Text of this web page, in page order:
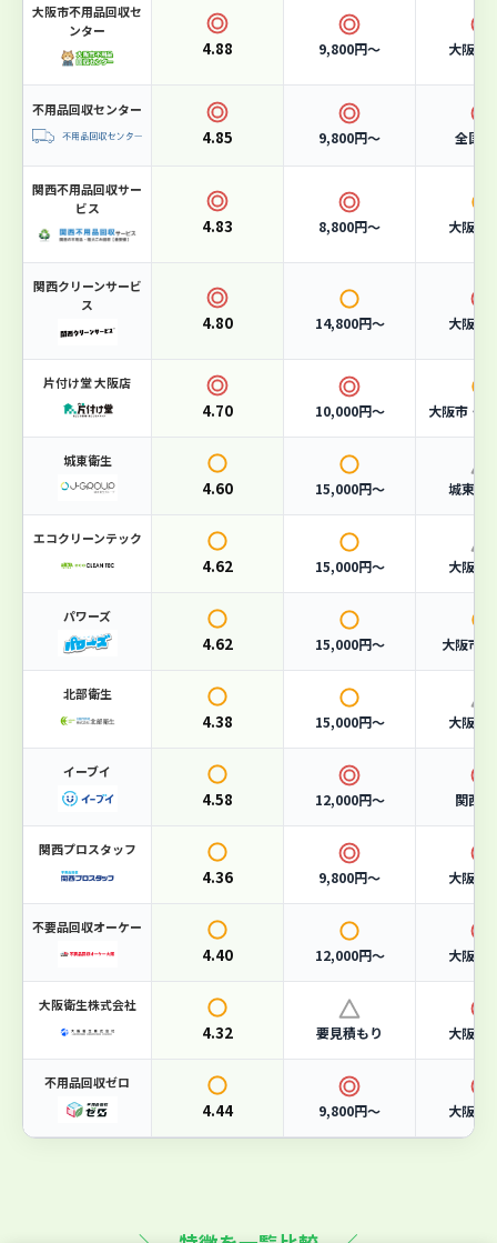
軽トラ積み放題
15,000円〜
単品回収
大阪市全域
おすすめポイント
一般廃棄物収集運搬業許可（大阪市）取得済み
365日対応・夜間回収も可能
家庭ごみから事業系廃棄物まで幅広く対応
総合評価 4.62/ 5.0
（87件の口コミ）
料金
スピード
許可
こんな人におすすめ
許可業者に安心して任せたい方に
大阪市の一般廃棄物収集運搬業許可を取得した正規業者。
行政のルールに則った適正処理を行うため、不法投棄の心
配がありません。
急ぎで回収してほしい方に
365日対応で、お電話一本で休日・夜間問わず回収に駆け
つけます。急な引っ越しや片付けにも柔軟に対応可能で
す。
大阪市不用品回収セ
ンター
4.88 9,800円〜 大阪市
不用品回収センター
4.85 9,800円〜 全国
関西不用品回収サー
ビス
4.83 8,800円〜 大阪市
関西クリーンサービ
ス
4.80 14,800円〜 大阪府
片付け堂 大阪店
4.70 10,000円〜 大阪市・
城東衛生
4.60 15,000円〜 城東区
エコクリーンテック
4.62 15,000円〜 大阪市
パワーズ
4.62 15,000円〜 大阪市
北部衛生
4.38 15,000円〜 大阪市
イーブイ
4.58 12,000円〜 関西
関西プロスタッフ
4.36 9,800円〜 大阪府
不要品回収オーケー
4.40 12,000円〜 大阪府
大阪衛生株式会社
4.32 要見積もり 大阪市
不用品回収ゼロ
4.44 9,800円〜 大阪府